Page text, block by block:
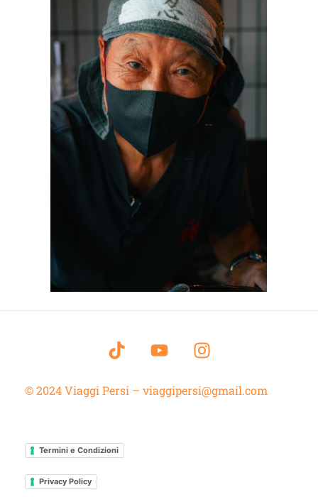
© 2024 Viaggi Persi – viaggipersi@gmail.com
Termini e Condizioni
Privacy Policy